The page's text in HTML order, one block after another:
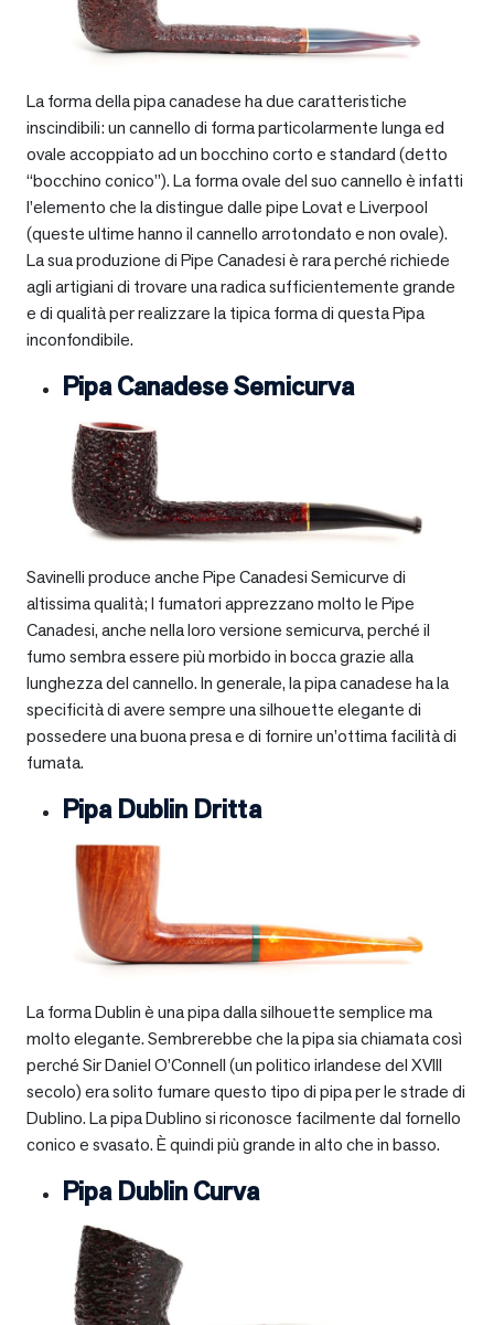
La forma della pipa canadese ha due caratteristiche
inscindibili: un cannello di forma particolarmente lunga ed
ovale accoppiato ad un bocchino corto e standard (detto
“bocchino conico”). La forma ovale del suo cannello è infatti
l’elemento che la distingue dalle pipe Lovat e Liverpool
(queste ultime hanno il cannello arrotondato e non ovale).
La sua produzione di Pipe Canadesi è rara perché richiede
agli artigiani di trovare una radica sufficientemente grande
e di qualità per realizzare la tipica forma di questa Pipa
inconfondibile.
Pipa Canadese Semicurva
Savinelli produce anche Pipe Canadesi Semicurve di
altissima qualità; I fumatori apprezzano molto le Pipe
Canadesi, anche nella loro versione semicurva, perché il
fumo sembra essere più morbido in bocca grazie alla
lunghezza del cannello. In generale, la pipa canadese ha la
specificità di avere sempre una silhouette elegante di
possedere una buona presa e di fornire un’ottima facilità di
fumata.
Pipa Dublin Dritta
La forma Dublin è una pipa dalla silhouette semplice ma
molto elegante. Sembrerebbe che la pipa sia chiamata così
perché Sir Daniel O’Connell (un politico irlandese del XVIII
secolo) era solito fumare questo tipo di pipa per le strade di
Dublino. La pipa Dublino si riconosce facilmente dal fornello
conico e svasato. È quindi più grande in alto che in basso.
Pipa Dublin Curva